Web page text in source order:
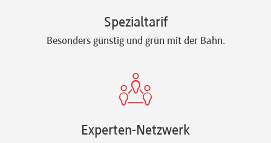
Spezialtarif
Besonders günstig und grün mit der Bahn.
Experten-Netzwerk